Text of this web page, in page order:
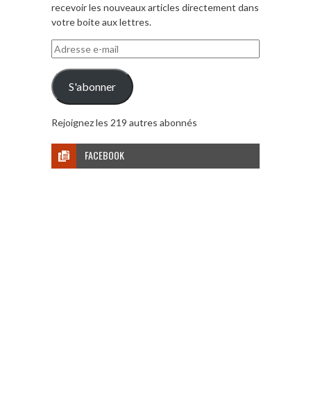
recevoir les nouveaux articles directement dans
votre boite aux lettres.
Adresse
e-
mail
S'abonner
Rejoignez les 219 autres abonnés
FACEBOOK